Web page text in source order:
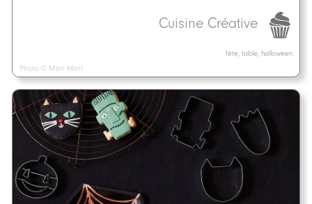
Cuisine Créative
fête, table, halloween
Photo © Meri Meri